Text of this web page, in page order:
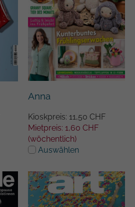
Anna
Kioskpreis: 11,50 CHF
Mietpreis: 1,60 CHF
(wöchentlich)
Auswählen